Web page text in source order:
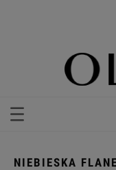
NIEBIESKA